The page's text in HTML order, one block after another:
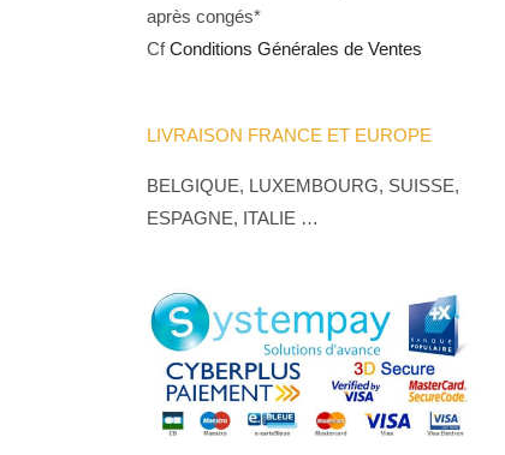
après congés*
CfConditions Générales de Ventes
LIVRAISON FRANCE ET EUROPE
BELGIQUE, LUXEMBOURG, SUISSE,
ESPAGNE, ITALIE …